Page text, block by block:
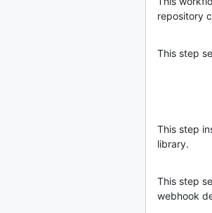
repository
This step
This step
library.
This step
webhook